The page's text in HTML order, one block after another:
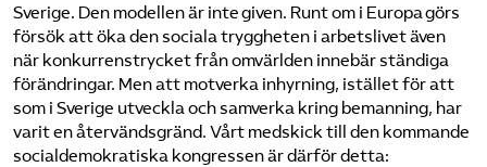
Sverige. Den modellen är inte given. Runt om i Europa görs
försök att öka den sociala tryggheten i arbetslivet även
när konkurrenstrycket från omvärlden innebär ständiga
förändringar. Men att motverka inhyrning, istället för att
som i Sverige utveckla och samverka kring bemanning, har
varit en återvändsgränd. Vårt medskick till den kommande
socialdemokratiska kongressen är därför detta: